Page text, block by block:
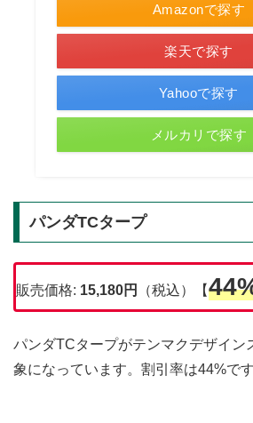
Amazonで探す
楽天で探す
Yahooで探す
メルカリで探す
パンダTCタープ
販売価格: 15,180円 （税込）【
パンダTCタープがテンマクデザイン
象になっています。割引率は44%です